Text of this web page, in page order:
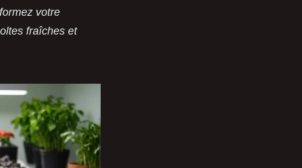
votre
fraîches et